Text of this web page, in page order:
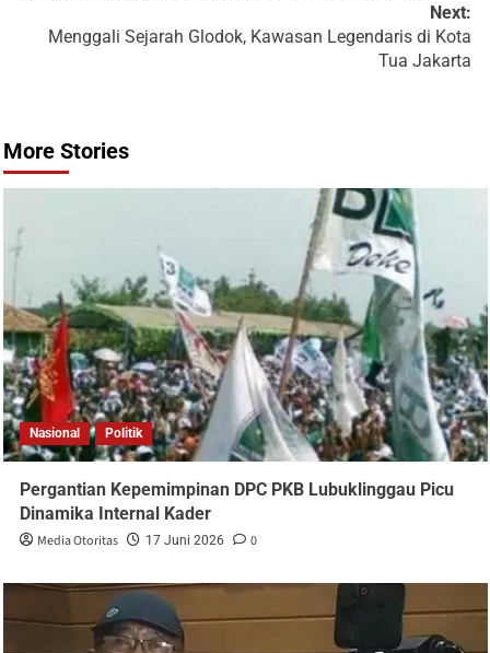
Next:
Menggali Sejarah Glodok, Kawasan Legendaris di Kota
Tua Jakarta
More Stories
Nasional Politik
Pergantian Kepemimpinan DPC PKB Lubuklinggau Picu
Dinamika Internal Kader
Media Otoritas 17 Juni 2026 0